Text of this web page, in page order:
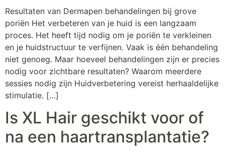
Resultaten van Dermapen behandelingen bij grove
poriën Het verbeteren van je huid is een langzaam
proces. Het heeft tijd nodig om je poriën te verkleinen
en je huidstructuur te verfijnen. Vaak is één behandeling
niet genoeg. Maar hoeveel behandelingen zijn er precies
nodig voor zichtbare resultaten? Waarom meerdere
sessies nodig zijn Huidverbetering vereist herhaaldelijke
stimulatie. […]
Is XL Hair geschikt voor of
na een haartransplantatie?